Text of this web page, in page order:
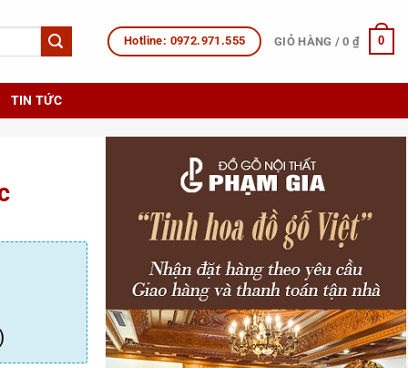
Hotline: 0972.971.555 GIỎ HÀNG /0 ₫ 0
TIN TỨC